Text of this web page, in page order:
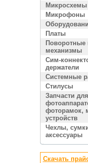
Микросхемы
Микрофоны
Платы
Поворотные
механизмы
Сим-
держатели
Системные
Стилусы
Запчасти для
фоторамок,
устройств
Чехлы,
аксессуары
Скачать